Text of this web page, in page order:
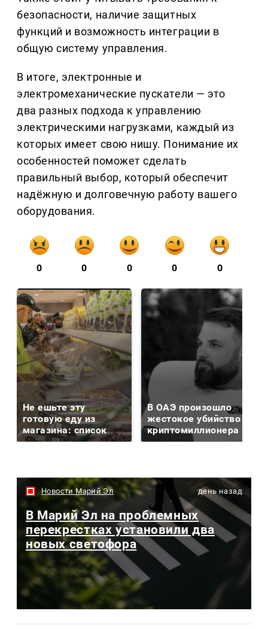
безопасности, наличие защитных
функций и возможность интеграции в
общую систему управления.
В итоге, электронные и
электромеханические пускатели — это
два разных подхода к управлению
электрическими нагрузками, каждый из
которых имеет свою нишу. Понимание их
особенностей поможет сделать
правильный выбор, который обеспечит
надёжную и долговечную работу вашего
оборудования.
0 0 0 0 0
Не ешьте эту
готовую еду из
магазина: список
В ОАЭ произошло
жестокое убийство
криптомиллионера
Новости Марий Эл день назад
В Марий Эл на проблемных
перекрестках установили два
новых светофора